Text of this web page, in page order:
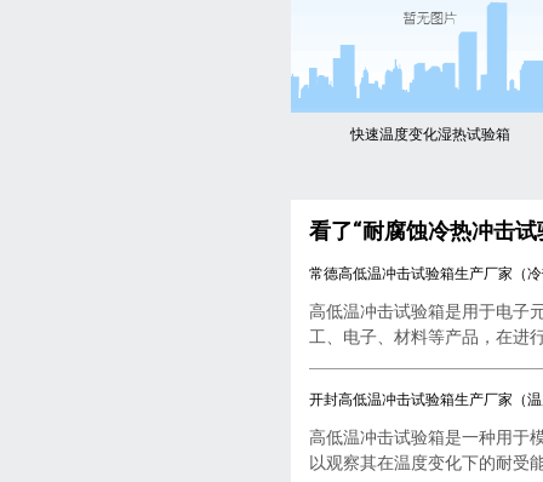
快速温度变化湿热试验箱
看了“耐腐蚀冷热冲击
常德高低温冲击试验箱生产厂家（
高低温冲击试验箱是用于电子
工、电子、材料等产品，在进
开封高低温冲击试验箱生产厂家（
高低温冲击试验箱是一种用于
以观察其在温度变化下的耐受